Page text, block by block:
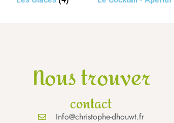
Nous trouver
contact
Info@christophe-dhouwt.fr